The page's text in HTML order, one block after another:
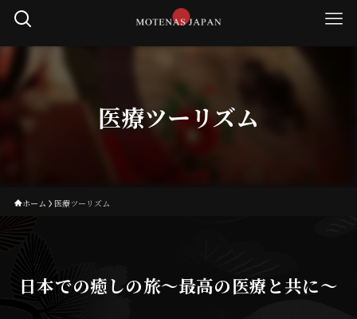
医療ツーリズム
ホーム 医療ツーリズム
日本での癒しの旅〜最高の医療と共に〜